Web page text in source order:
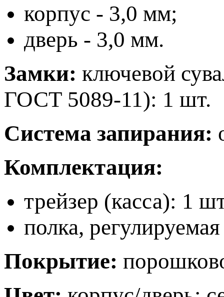
корпус - 3,0 мм;
дверь - 3,0 мм.
Замки: ключевой
ГОСТ 5089-11): 1 шт.
Система запирания:
Комплектация:
трейзер (касса): 1
полка,
Покрытие: